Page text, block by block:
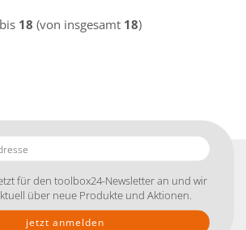
bis 18 (von insgesamt 18)
für den toolbox24-Newsletter an und wir
über neue Produkte und Aktionen.